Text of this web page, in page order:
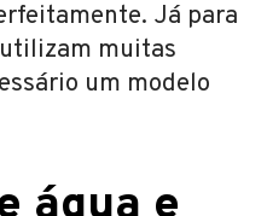
Já para
muitas
um modelo